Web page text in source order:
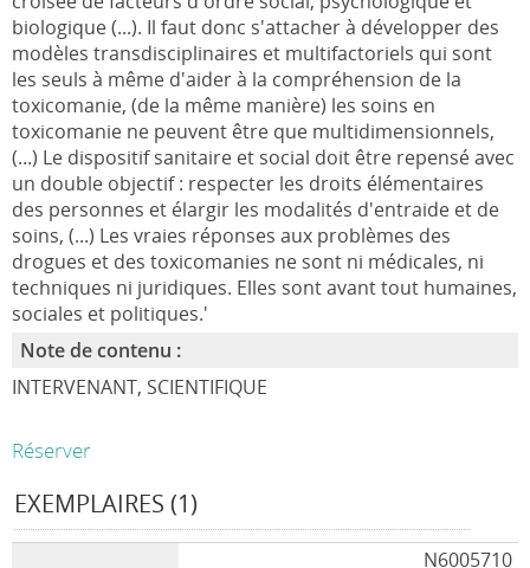
biologique (...). Il faut donc s'attacher à développer des
modèles transdisciplinaires et multifactoriels qui sont
les seuls à même d'aider à la compréhension de la
toxicomanie, (de la même manière) les soins en
toxicomanie ne peuvent être que multidimensionnels,
(...) Le dispositif sanitaire et social doit être repensé avec
un double objectif : respecter les droits élémentaires
des personnes et élargir les modalités d'entraide et de
soins, (...) Les vraies réponses aux problèmes des
drogues et des toxicomanies ne sont ni médicales, ni
techniques ni juridiques. Elles sont avant tout humaines,
sociales et politiques.'
Note de contenu :
INTERVENANT, SCIENTIFIQUE
Réserver
EXEMPLAIRES (1)
N6005710